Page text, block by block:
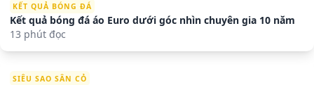
KẾT QUẢ BÓNG ĐÁ
Kết quả bóng đá áo Euro dưới góc nhìn chuyên gia 10 năm
13 phút đọc
SIÊU SAO SÂN CỎ